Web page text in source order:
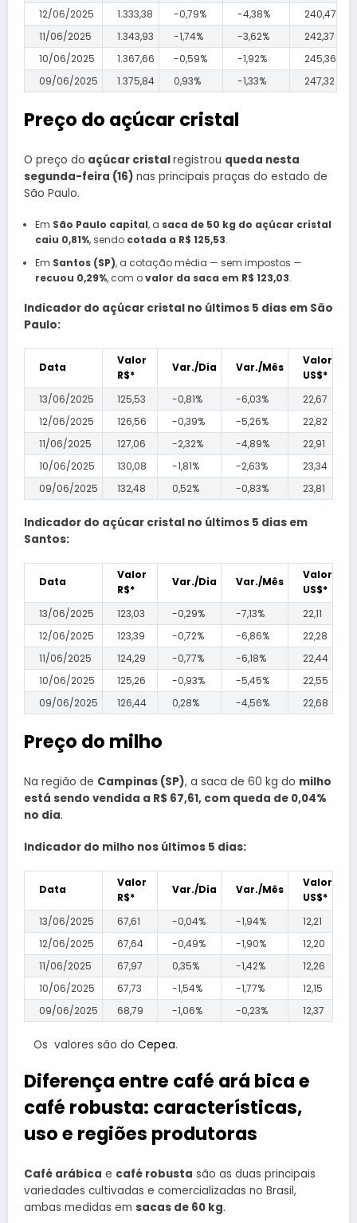
12/06/2025
1.333,38 -0,79% -4,38%
240,47
11/06/2025
1.343,93 -1,74% -3,62%
242,37
10/06/2025
1.367,66 -0,59% -1,92%
245,36
09/06/2025
1.375,84 0,93% -1,33% 247,32
Preço do açúcar cristal
O preço do açúcar cristalregistrou queda nesta
segunda-feira (16) nas principais praças do estado de
São Paulo.
Em São Paulo capital, a saca de 50 kg do açúcar cristal
caiu 0,81%, sendo cotada a R$ 125,53.
Em Santos (SP), a cotação média — sem impostos —
recuou 0,29%, com ovalor da saca em R$ 123,03.
Indicador do açúcar cristal no últimos 5 dias em São
Paulo:
Data
Valor
R$*
Var./Dia Var./Mês
Valor
US$*
13/06/2025
125,53 -0,81% -6,03%
22,67
12/06/2025
126,56 -0,39% -5,26%
22,82
11/06/2025
127,06 -2,32% -4,89%
22,91
10/06/2025
130,08 -1,81% -2,63%
23,34
09/06/2025
132,48 0,52% -0,83% 23,81
Indicador do açúcar cristal no últimos 5 dias em
Santos:
Data
Valor
R$*
Var./Dia Var./Mês
Valor
US$*
13/06/2025
123,03 -0,29% -7,13%
22,11
12/06/2025
123,39 -0,72% -6,86%
22,28
11/06/2025
124,29 -0,77% -6,18%
22,44
10/06/2025
125,26 -0,93% -5,45%
22,55
09/06/2025
126,44 0,28% -4,56% 22,68
Preço do milho
Na região de Campinas (SP), a saca de 60 kg do milho
está sendo vendida a R$ 67,61, com queda de 0,04%
no dia.
Indicador do milho nos últimos 5 dias:
Data
Valor
R$*
Var./Dia Var./Mês
Valor
US$*
13/06/2025
67,61 -0,04% -1,94%
12,21
12/06/2025
67,64 -0,49% -1,90%
12,20
11/06/2025
67,97 0,35% -1,42%
12,26
10/06/2025
67,73 -1,54% -1,77%
12,15
09/06/2025
68,79 -1,06% -0,23% 12,37
Os valores são do Cepea.
Diferença entre café ará bica e
café robusta: características,
uso e regiões produtoras
Café arábica e café robusta são as duas principais
variedades cultivadas e comercializadas no Brasil,
ambas medidas em sacas de 60 kg.